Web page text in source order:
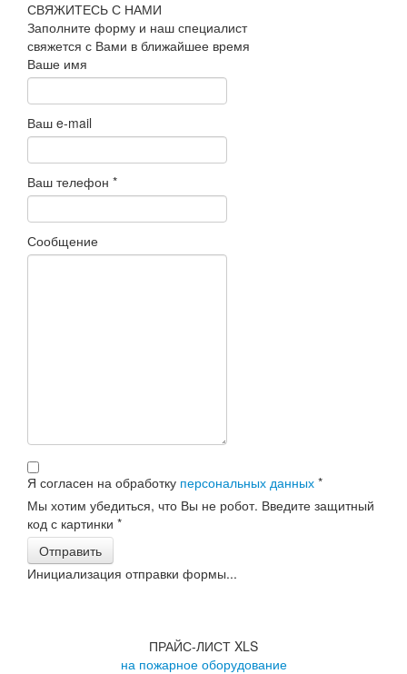
СВЯЖИТЕСЬ С НАМИ
Заполните форму и наш специалист
свяжется с Вами в ближайшее время
Ваше имя
Ваш e-mail
Ваш телефон *
Сообщение
Я согласен на обработку персональных данных *
Мы хотим убедиться, что Вы не робот. Введите защитный
код с картинки *
Отправить
Инициализация отправки формы...
ПРАЙС-ЛИСТ XLS
на пожарное оборудование